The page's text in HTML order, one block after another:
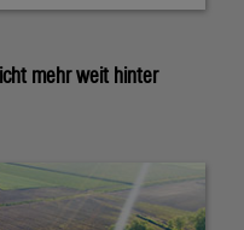
mehr weit hinter